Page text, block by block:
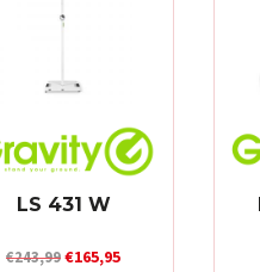
LS 431 W
€243,99Oorspronkelijke
€165,95Huidige